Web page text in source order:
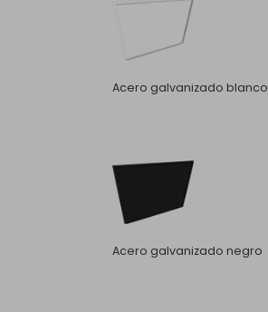
Acero galvanizado blanco
Acero galvanizado negro